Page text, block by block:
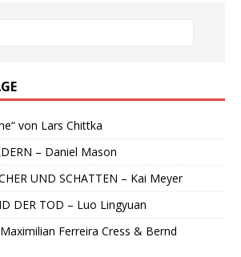
von Lars Chittka
– Daniel Mason
UND SCHATTEN – Kai Meyer
DER TOD – Luo Lingyuan
Ferreira Cress & Bernd